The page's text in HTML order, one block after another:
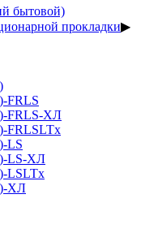
бытовой)
прокладки▶
FRLS
FRLS-ХЛ
FRLSLTx
LS
LS-ХЛ
LSLTx
ХЛ